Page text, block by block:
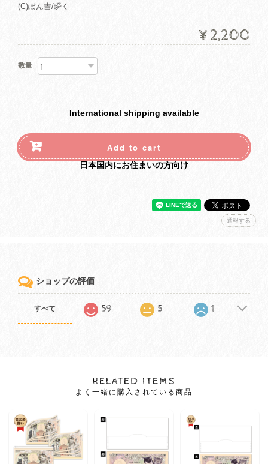
(C)ぽん吉/瞬く
¥2,200
数量
International shipping available
Add to cart
日本国内にお住まいの方向け
通報する
ショップの評価
すべて 59 5 1
RELATED ITEMS
よく一緒に購入されている商品